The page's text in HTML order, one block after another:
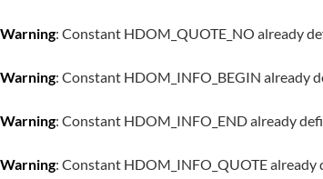
Warning: Constant HDOM_QUOTE_NO already
Warning: Constant HDOM_INFO_BEGIN already
Warning: Constant HDOM_INFO_END already
Warning: Constant HDOM_INFO_QUOTE already